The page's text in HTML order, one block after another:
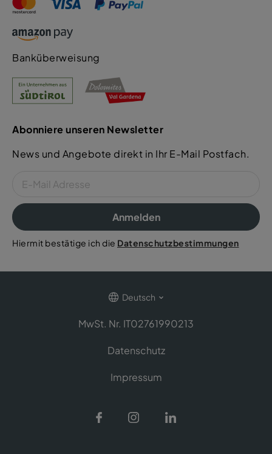
Banküberweisung
Abonniere unseren Newsletter
News und Angebote direkt in Ihr E-Mail Postfach.
Anmelden
Hiermit bestätige ich die Datenschutzbestimmungen
Deutsch
MwSt. Nr. IT02761990213
Datenschutz
Impressum